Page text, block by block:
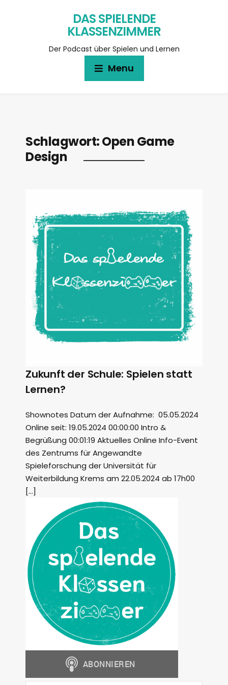
DAS SPIELENDE
KLASSENZIMMER
Der Podcast über Spielen und Lernen
Menu
Schlagwort:Open Game
Design
Zukunft der Schule: Spielen statt
Lernen?
Shownotes Datum der Aufnahme: 05.05.2024
Online seit: 19.05.2024 00:00:00 Intro &
Begrüßung 00:01:19 Aktuelles Online Info-Event
des Zentrums für Angewandte
Spieleforschung der Universität für
Weiterbildung Krems am 22.05.2024 ab 17h00
[…]